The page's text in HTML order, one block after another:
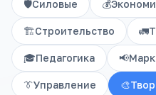
🛡️Силовые 💰
🏗️Строительство 🚛
🎓Педагогика 📢
👔Управление 🎨